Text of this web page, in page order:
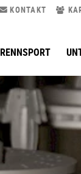
KONTAKT
RENNSPORT